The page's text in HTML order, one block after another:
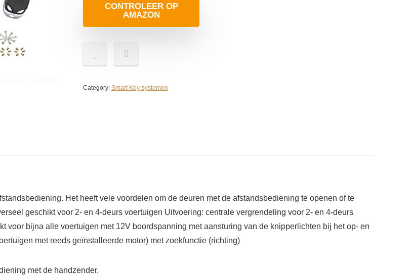
CONTROLEER OP
AMAZON
Category: Smart Key-systemen
Het heeft vele voordelen om de deuren met de afstandsbediening te openen of te
geschikt voor 2- en 4-deurs voertuigen Uitvoering: centrale vergrendeling voor 2- en 4-deurs
voor bijna alle voertuigen met 12V boordspanning met aansturing van de knipperlichten bij het op- en
met reeds geïnstalleerde motor) met zoekfunctie (richting)
met de handzender.